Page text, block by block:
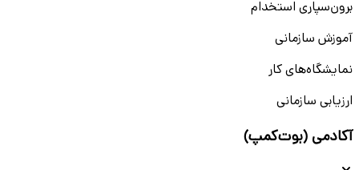
برون‌سپاری استخدام
آموزش سازمانی
نمایشگاه‌های کار
ارزیابی سازمانی
آکادمی (بوت‌کمپ)